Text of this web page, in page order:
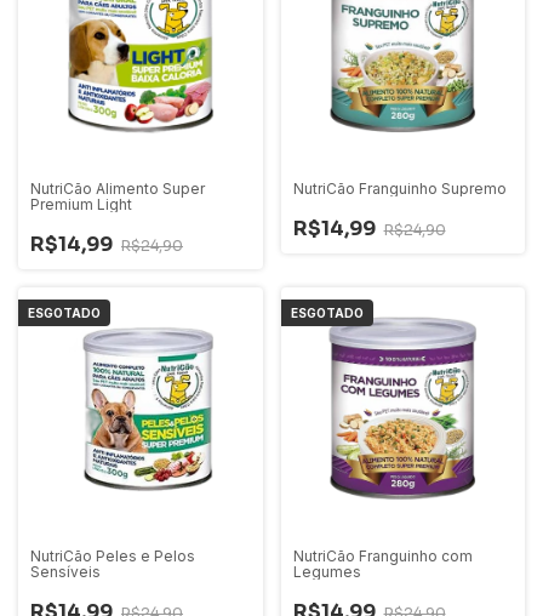
NutriCão Alimento Super
Premium Light
R$14,99 R$24,90
NutriCão Franguinho Supremo
R$14,99 R$24,90
ESGOTADO
NutriCão Peles e Pelos
Sensíveis
ESGOTADO
NutriCão Franguinho com
Legumes